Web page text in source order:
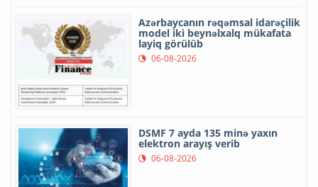
Azərbaycanın rəqəmsal idarəçilik
model iki beynəlxalq mükafata
layiq görülüb
06-08-2026
DSMF 7 ayda 135 minə yaxın
elektron arayış verib
06-08-2026